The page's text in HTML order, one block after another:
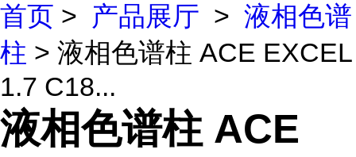
首页 > 产品展厅 > 液相色谱
柱 > 液相色谱柱 ACE EXCEL
1.7 C18...
液相色谱柱 ACE